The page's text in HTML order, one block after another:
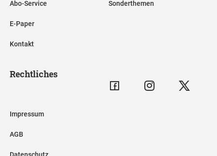
Abo-Service
E-Paper
Kontakt
Sonderthemen
Rechtliches
Impressum
AGB
Datenschutz